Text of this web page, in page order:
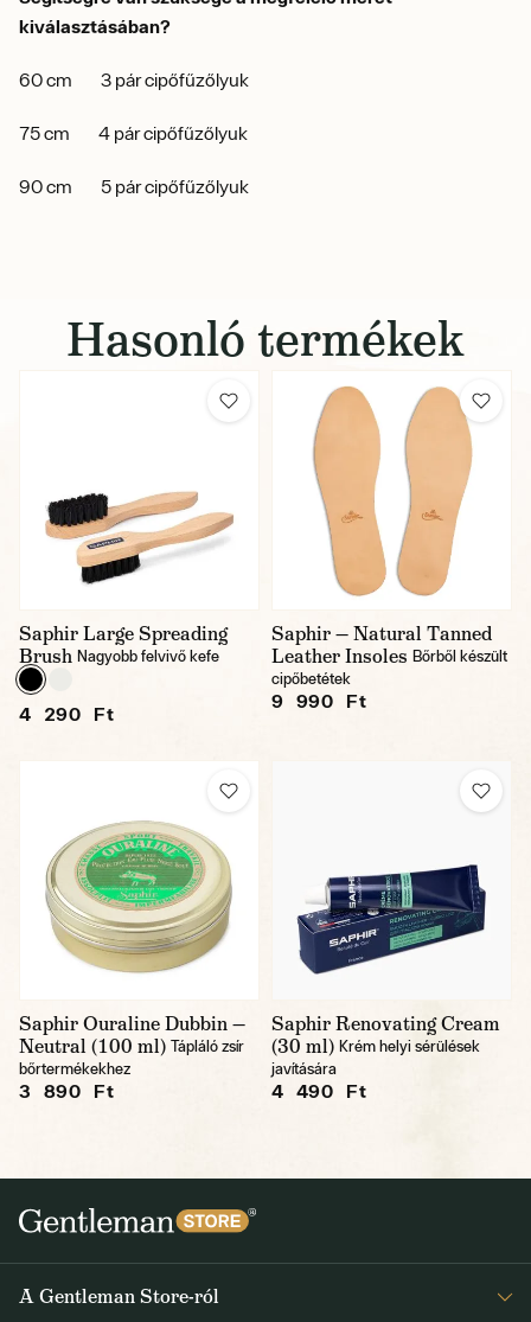
kiválasztásában?
60 cm 3 pár cipőfűzőlyuk
75 cm 4 pár cipőfűzőlyuk
90 cm 5 pár cipőfűzőlyuk
Hasonló termékek
Saphir Large Spreading
Brush Nagyobb felvivő kefe
4 290 Ft
Saphir — Natural Tanned
Leather Insoles Bőrből készült
cipőbetétek
9 990 Ft
Saphir Ouraline Dubbin —
Neutral (100 ml) Tápláló zsír
bőrtermékekhez
3 890 Ft
Saphir Renovating Cream
(30 ml) Krém helyi sérülések
javítására
4 490 Ft
A Gentleman Store-ról